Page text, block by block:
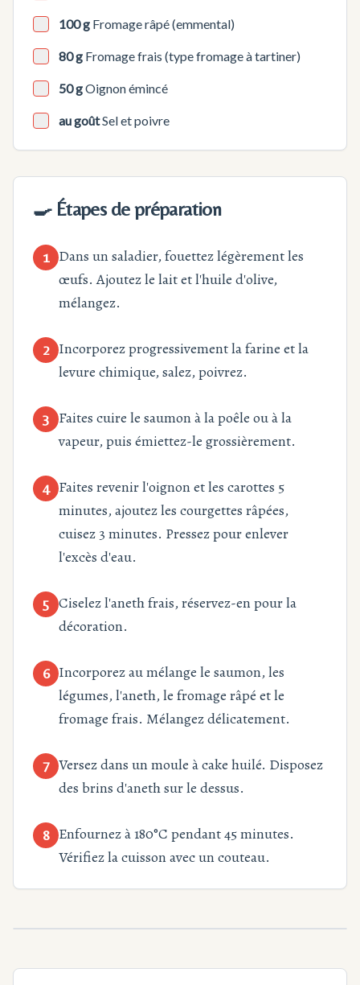
100 g Fromage râpé (emmental)
80 g Fromage frais (type fromage à tartiner)
50 gOignon émincé
au goûtSel et poivre
🍳 Étapes de préparation
1 Dans un saladier, fouettez légèrement les
œufs. Ajoutez le lait et l'huile d'olive,
mélangez.
2 Incorporez progressivement la farine et la
levure chimique, salez, poivrez.
3
Faites cuire le saumon à la poêle ou à la
vapeur, puis émiettez-le grossièrement.
4 Faites revenir l'oignon et les carottes 5
minutes, ajoutez les courgettes râpées,
cuisez 3 minutes. Pressez pour enlever
l'excès d'eau.
5 Ciselez l'aneth frais, réservez-en pour la
décoration.
6 Incorporez au mélange le saumon, les
légumes, l'aneth, le fromage râpé et le
fromage frais. Mélangez délicatement.
7 Versez dans un moule à cake huilé. Disposez
des brins d'aneth sur le dessus.
8 Enfournez à 180°C pendant 45 minutes.
Vérifiez la cuisson avec un couteau.